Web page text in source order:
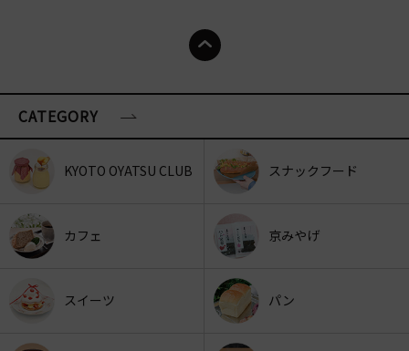
CATEGORY
KYOTO OYATSU CLUB スナックフード
カフェ 京みやげ
スイーツ パン